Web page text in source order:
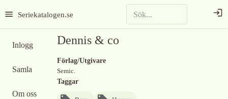
Seriekatalogen.se
Inlogg
Samla
Om oss
Dennis & co
Förlag/Utgivare
Semic.
Taggar